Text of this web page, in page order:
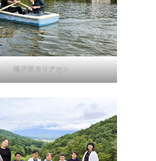
軽井沢タリアセン